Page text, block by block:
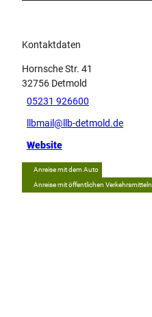
Kontaktdaten
Hornsche Str. 41
32756 Detmold
05231 926600
llbmail@llb-detmold.de
Website
Anreise mit dem Auto
Anreise mit öffentlichen Verkehrsmitteln